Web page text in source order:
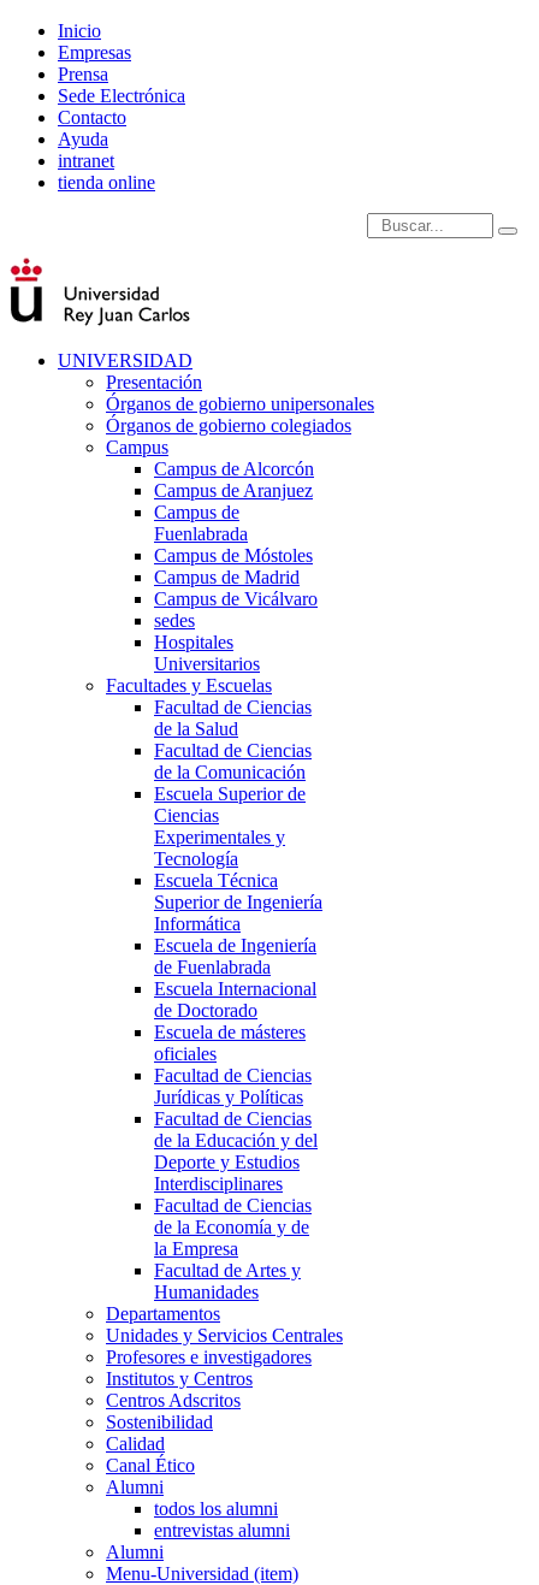
Inicio
Empresas
Prensa
Sede Electrónica
Contacto
Ayuda
intranet
tienda online
Introduce términos de
UNIVERSIDAD
Presentación
Órganos de gobierno unipersonales
Órganos de gobierno colegiados
Campus
Campus de Alcorcón
Campus de Aranjuez
Campus de
Fuenlabrada
Campus de Móstoles
Campus de Madrid
Campus de Vicálvaro
sedes
Hospitales
Universitarios
Facultades y Escuelas
Facultad de Ciencias
de la Salud
Facultad de Ciencias
de la Comunicación
Escuela Superior de
Ciencias
Experimentales y
Tecnología
Escuela Técnica
Superior de Ingeniería
Informática
Escuela de Ingeniería
de Fuenlabrada
Escuela Internacional
de Doctorado
Escuela de másteres
oficiales
Facultad de Ciencias
Jurídicas y Políticas
Facultad de Ciencias
de la Educación y del
Deporte y Estudios
Interdisciplinares
Facultad de Ciencias
de la Economía y de
la Empresa
Facultad de Artes y
Humanidades
Departamentos
Unidades y Servicios Centrales
Profesores e investigadores
Institutos y Centros
Centros Adscritos
Sostenibilidad
Calidad
Canal Ético
Alumni
todos los alumni
entrevistas alumni
Alumni
Menu-Universidad (item)